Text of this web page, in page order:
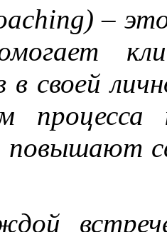
–
в своей
процесса
повышают
встрече